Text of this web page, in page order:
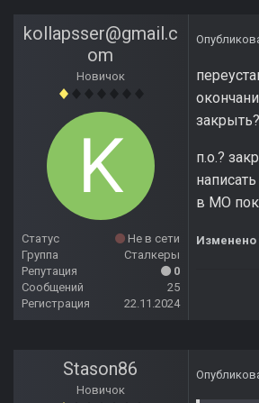
kollapsser@gmail.c
om
Новичок
Статус
Не в сети
Группа
Сталкеры
Репутация
0
Сообщений
25
Регистрация
22.11.2024
закрыть?
п.о.?
в MO
Изменено
Stason86
Новичок